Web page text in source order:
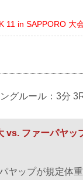
11 in SAPPORO 大
グルール：3分
vs. ファーパヤッ
ヤップが規定体